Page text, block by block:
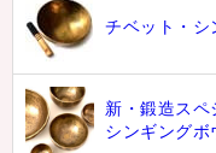
チベット・シ
新・鍛造スペ
シンギングボ